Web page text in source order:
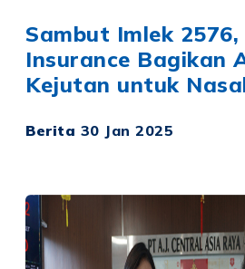
Sambut Imlek
Insurance Bagikan
Kejutan untuk
Berita 30 Jan 2025